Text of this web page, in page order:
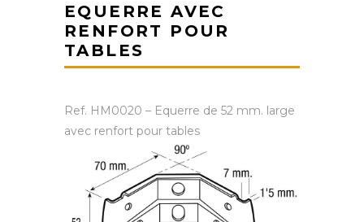
EQUERRE AVEC
RENFORT POUR
TABLES
Ref. HM0020 – Equerre de 52 mm. large
avec renfort pour tables